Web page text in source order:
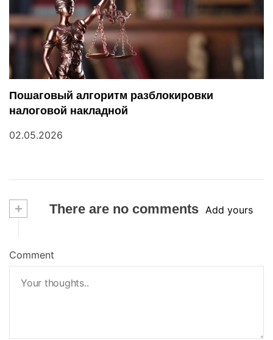
Пошаговый алгоритм разблокировки
налоговой накладной
02.05.2026
+ There are no comments Add yours
Comment